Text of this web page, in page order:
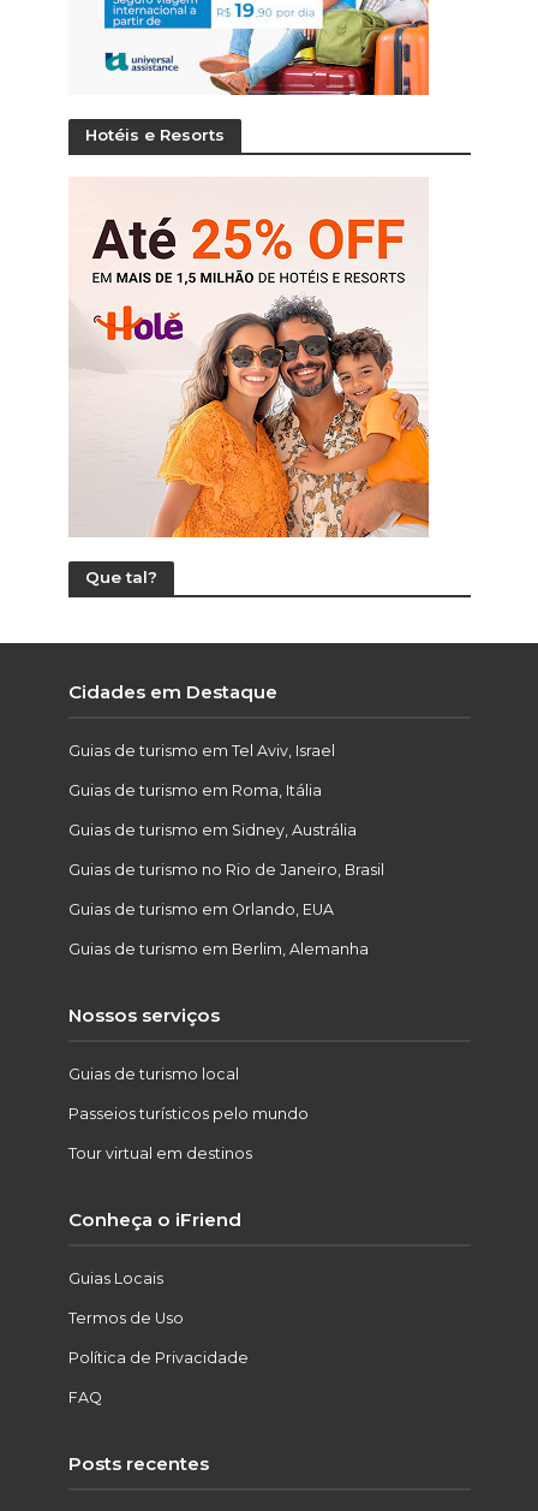
Hotéis e Resorts
Que tal?
Cidades em Destaque
Guias de turismo em Tel Aviv, Israel
Guias de turismo em Roma, Itália
Guias de turismo em Sidney, Austrália
Guias de turismo no Rio de Janeiro, Brasil
Guias de turismo em Orlando, EUA
Guias de turismo em Berlim, Alemanha
Nossos serviços
Guias de turismo local
Passeios turísticos pelo mundo
Tour virtual em destinos
Conheça o iFriend
Guias Locais
Termos de Uso
Política de Privacidade
FAQ
Posts recentes